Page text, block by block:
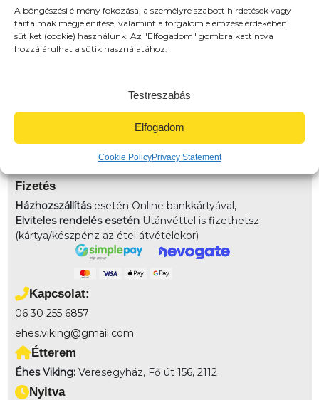
A böngészési élmény fokozása, a személyre szabott hirdetések vagy
tartalmak megjelenítése, valamint a forgalom elemzése érdekében
sütiket (cookie) használunk. Az "Elfogadom" gombra kattintva
hozzájárulhat a sütik használatához.
Elfogadom
Testreszabás
Cookie PolicyPrivacy Statement
Házhozszállítás / Elvitel
területe) 3-4km-közt: 990 (Veresegyház távoli pontja)
4km felett: 1490 (Környező települések) 7km-10km-ig:
Rendelésedet kérheted előrendeléssel elvitelre,
Fizetés
Házhozszállításesetén Online bankkártyával,
Elviteles rendelés esetén Utánvéttel is fizethetsz
(kártya/készpénz az étel átvételekor)
Kapcsolat:
06 30 255 6857
ehes.viking@gmail.com
Étterem
Éhes Viking: Veresegyház, Fő út 156, 2112
Nyitva